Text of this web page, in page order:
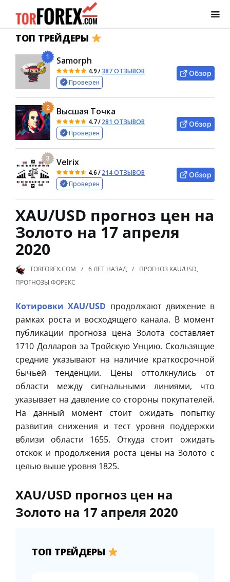
ТОП ТРЕЙДЕРЫ
1 Samorph
4.9/387 ОТЗЫВОВ
Проверен
Обзор
2 Высшая Точка
4.7/281 ОТЗЫВОВ
Проверен
Обзор
3 Velrix
4.6/214 ОТЗЫВОВ
Проверен
Обзор
XAU/USD прогноз цен на
Золото на 17 апреля
2020
TORFOREX.COM 6 ЛЕТ НАЗАД ПРОГНОЗ XAU/USD,
ПРОГНОЗЫ ФОРЕКС
Котировки XAU/USD продолжают движение в
рамках роста и восходящего канала. В момент
публикации прогноза цена Золота составляет
1710 Долларов за Тройскую Унцию. Скользящие
средние указывают на наличие краткосрочной
бычьей тенденции. Цены оттолкнулись от
области между сигнальными линиями, что
указывает на давление со стороны покупателей.
На данный момент стоит ожидать попытку
развития снижения и тест уровня поддержки
вблизи области 1655. Откуда стоит ожидать
отскок и продолжения роста цены на Золото с
целью выше уровня 1825.
XAU/USD прогноз цен на
Золото на 17 апреля 2020
ТОП ТРЕЙДЕРЫ